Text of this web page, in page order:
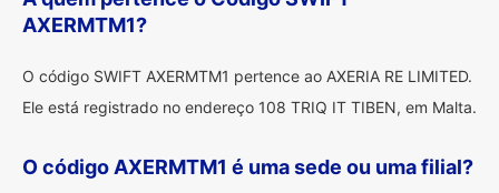
AXERMTM1?
O código SWIFT AXERMTM1 pertence ao AXERIA RE LIMITED.
Ele está registrado no endereço 108 TRIQ IT TIBEN, em Malta.
O código AXERMTM1 é uma sede ou uma filial?